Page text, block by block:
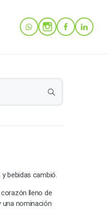
bebidas cambió.
lleno de
una nominación